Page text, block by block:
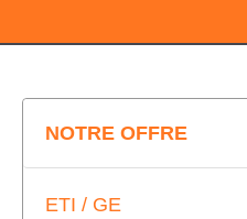
NOTRE OFFRE
ETI / GE